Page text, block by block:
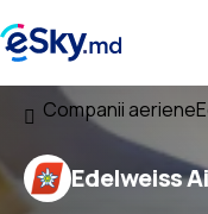
Companii aeriene
Edelweiss